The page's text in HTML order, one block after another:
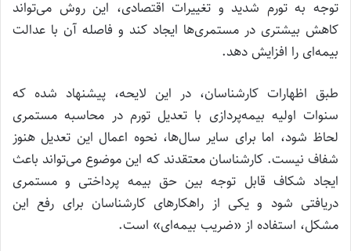
توجه به تورم شدید و تغییرات اقتصادی، این روش می‌تواند
کاهش بیشتری در مستمری‌ها ایجاد کند و فاصله آن با عدالت
بیمه‌ای را افزایش دهد.
طبق اظهارات کارشناسان، در این لایحه، پیشنهاد شده که
سنوات اولیه بیمه‌پردازی با تعدیل تورم در محاسبه مستمری
لحاظ شود، اما برای سایر سال‌ها، نحوه اعمال این تعدیل هنوز
شفاف نیست. کارشناسان معتقدند که این موضوع می‌تواند باعث
ایجاد شکاف قابل توجه بین حق بیمه پرداختی و مستمری
دریافتی شود و یکی از راهکارهای کارشناسان برای رفع این
مشکل، استفاده از «ضریب بیمه‌ای» است.